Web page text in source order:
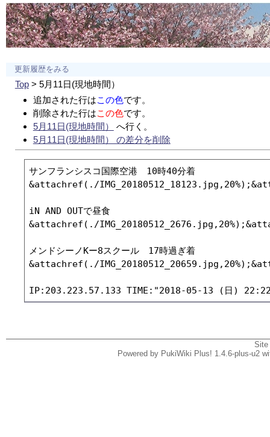
更新履歴をみる
Top> 5月11日(現地時間）
追加された行はこの色です。
削除された行はこの色です。
5月11日(現地時間）
へ行く。
5月11日(現地時間） の差分を削除
サンフランシスコ国際空港　10時40分着
&attachref(./
iN AND OUTで昼食
&attachref(./
メンドシーノKー8スクール　17時過ぎ着
&attachref(./
Powered by PukiWiki Plus! 1.4.6-plus-u2